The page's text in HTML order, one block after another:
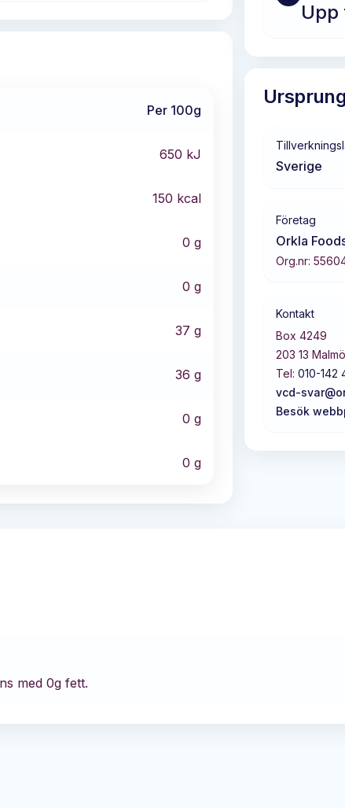
Per 100g
650 kJ
150 kcal
0 g
0 g
37 g
36 g
0 g
0 g
Upp
Sverige
Företag
Orkla
Org.nr:
Kontakt
Box 4249
203 13 Malmö
Tel: 010-142
vcd-
Besök
med 0g fett.